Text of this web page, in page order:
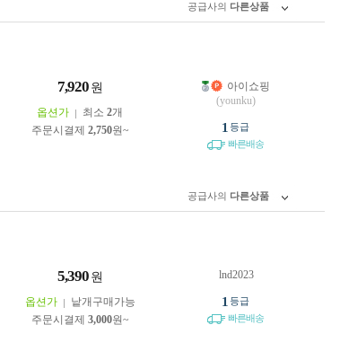
공급사의 다른상품
7,920 원
옵션가 최소 2개
주문시결제 2,750원~
아이쇼핑
(younku)
1 등급
빠른배송
공급사의 다른상품
5,390 원
옵션가
낱개구매가능
주문시결제 3,000원~
lnd2023
1 등급
빠른배송